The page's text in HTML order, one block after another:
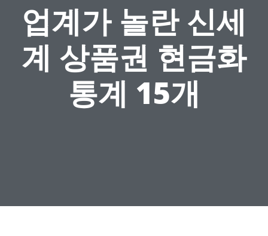
업계가 놀란 신세
계 상품권 현금화
통계 15개